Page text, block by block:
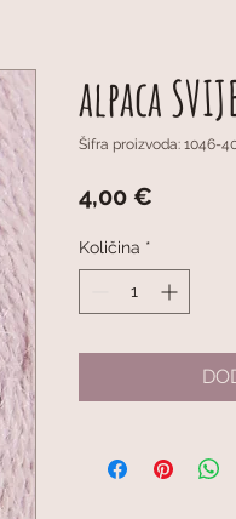
alpaca
Šifra proizvoda: 1046-
4,00 €
Količina *